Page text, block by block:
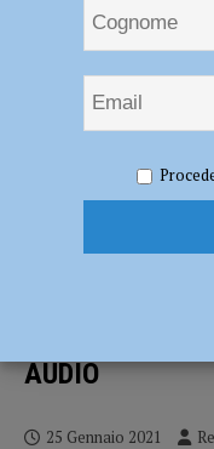
vandalico in un bar a
ora si aggiunge anche un
Atto vandalico
AUDIO
25 Gennaio 2021